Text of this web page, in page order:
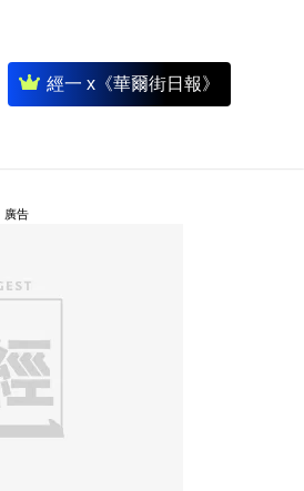
經一 x《華爾街日報》
廣告